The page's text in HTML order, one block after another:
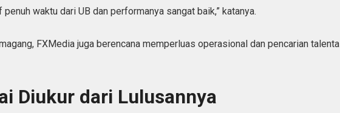
waktu dari UB dan performanya sangat baik,” katanya.
FXMedia juga berencana memperluas operasional dan pencarian talenta
Diukur dari Lulusannya